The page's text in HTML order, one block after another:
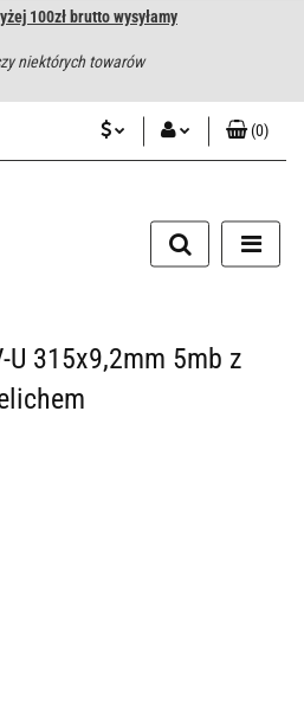
100zł brutto wysyłamy
niektórych towarów
Zarejestruj się
Dodaj zgłoszenie
(0)
U 315x9,2mm 5mb z